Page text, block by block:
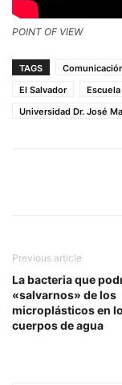
POINT OF VIEW
TAGS
El Salvador
Universidad Dr. José
Previous article
La bacteria que
«salvarnos» de los
microplásticos en
cuerpos de agua